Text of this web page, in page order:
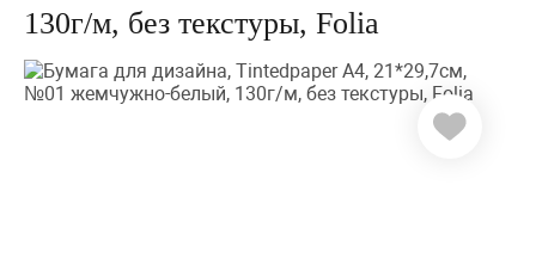
130г/м, без текстуры, Folia